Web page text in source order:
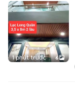
1 phút trước 6